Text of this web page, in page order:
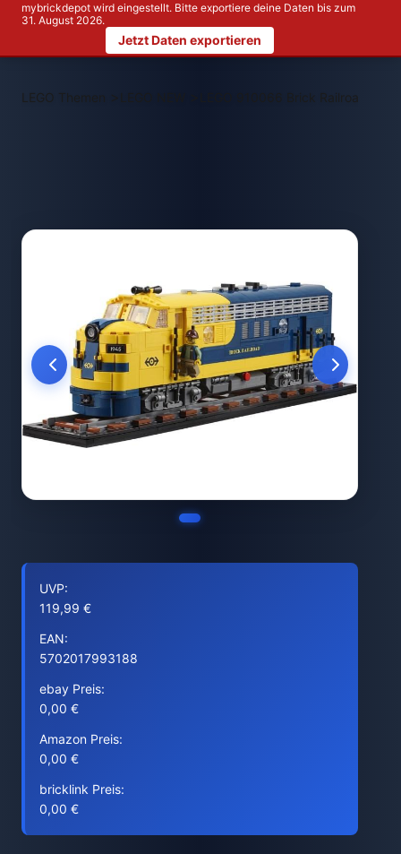
mybrickdepot wird eingestellt. Bitte exportiere deine Daten bis zum
31. August 2026.
Jetzt Daten exportieren
LEGO Themen > LEGO 910066 Brick Railroad
UVP:
119,99 €
EAN:
5702017993188
ebay Preis:
0,00 €
Amazon Preis:
0,00 €
bricklink Preis:
0,00 €